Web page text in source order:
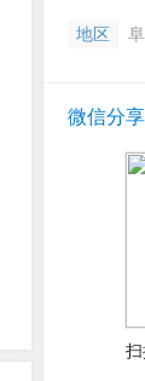
地区
微信分享